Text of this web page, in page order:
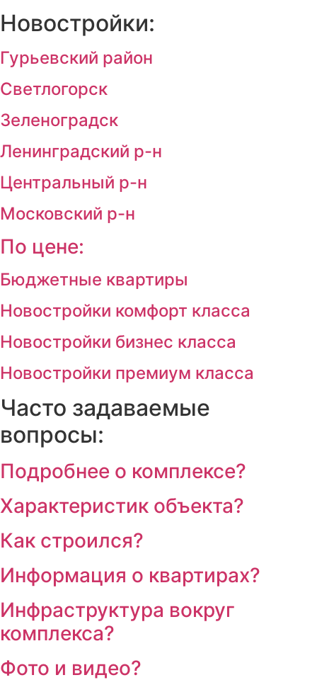
Новостройки:
Гурьевский район
Светлогорск
Зеленоградск
Ленинградский р-н
Центральный р-н
Московский р-н
По цене:
Бюджетные квартиры
Новостройки комфорт класса
Новостройки бизнес класса
Новостройки премиум класса
Часто задаваемые
вопросы:
Подробнее о комплексе?
Характеристик объекта?
Как строился?
Информация о квартирах?
Инфраструктура вокруг
комплекса?
Фото и видео?